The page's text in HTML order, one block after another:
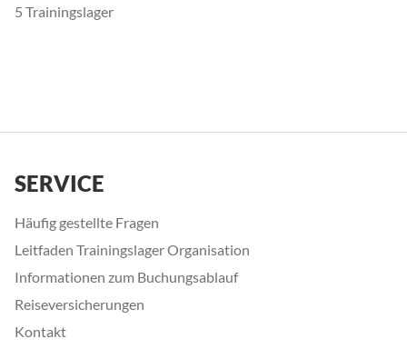
5 Trainingslager
SERVICE
Häufig gestellte Fragen
Leitfaden Trainingslager Organisation
Informationen zum Buchungsablauf
Reiseversicherungen
Kontakt